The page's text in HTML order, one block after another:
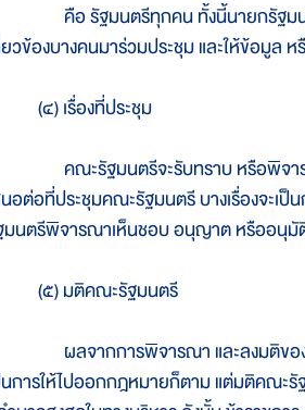
คือ รัฐมนตรีทุกคน ทั้งนี้นายกรัฐมนตรี
ยวข้องบางคนมาร่วมประชุม และให้ข้อมูล
(๔) เรื่องที่ประชุม
คณะรัฐมนตรีจะรับทราบ หรือพิจารณา
นอต่อที่ประชุมคณะรัฐมนตรี บางเรื่องจะเ
มนตรีพิจารณาเห็นชอบ อนุญาต หรืออนุมั
(๕) มติคณะรัฐมนตรี
ผลจากการพิจารณา และลงมติของคณ
นการให้ไปออกกฎหมายก็ตาม แต่มติคณ